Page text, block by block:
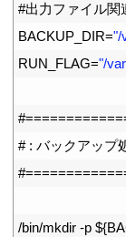
#出力ファイル関
BACKUP_DIR="/
RUN_FLAG="/
# : バックアップ
/bin/mkdir -p ${